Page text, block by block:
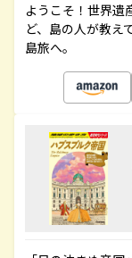
ようこそ！世界遺
ど、島の人が教え
島旅へ。